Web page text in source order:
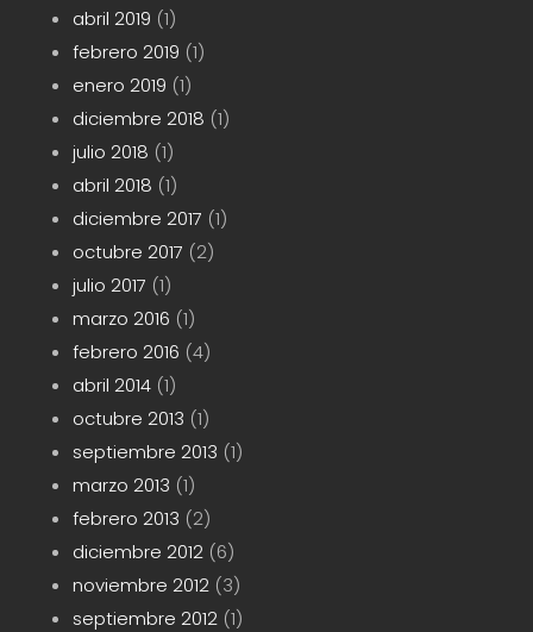
abril 2019 (1)
febrero 2019 (1)
enero 2019 (1)
diciembre 2018 (1)
julio 2018 (1)
abril 2018 (1)
diciembre 2017 (1)
octubre 2017 (2)
julio 2017 (1)
marzo 2016 (1)
febrero 2016 (4)
abril 2014(1)
octubre 2013 (1)
septiembre 2013 (1)
marzo 2013 (1)
febrero 2013 (2)
diciembre 2012(6)
noviembre 2012(3)
septiembre 2012(1)